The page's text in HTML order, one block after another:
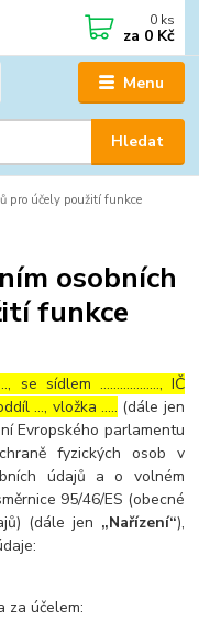
Menu
Hledat
0 ks
za 0 Kč
pro účely použití funkce
osobních
funkce
se sídlem ………………, IČ
…, vložka ….. (dále jen
Evropského parlamentu
fyzických osob v
údajů a o volném
95/46/ES (obecné
(dále jen „Nařízení“),
za účelem: